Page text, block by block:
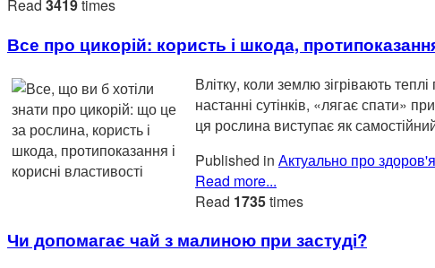
Read 3419times
Все про цикорій: користь і шкода,
Влітку, коли землю зігрівають
настанні сутінків, «лягає спати»
ця рослина виступає як
Published in Актуально про здоров'я
Read more...
Read 1735times
Чи допомагає чай з малиною при застуді?